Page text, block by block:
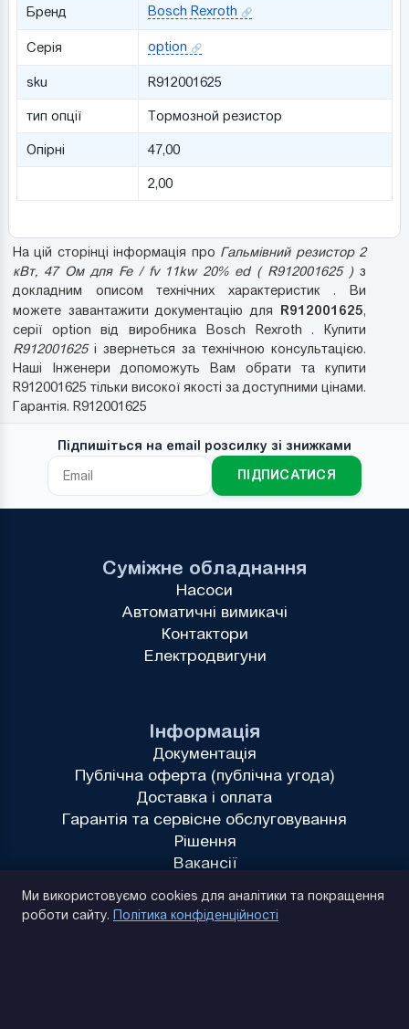
Бренд Bosch Rexroth
Серія option
sku R912001625
тип опції Тормозной резистор
Опірні 47,00
2,00
На цій сторінці інформація про Гальмівний резистор 2
кВт, 47 Ом для Fe / fv 11kw 20% ed ( R912001625 ) з
докладним описом технічних характеристик . Ви
можете завантажити документацію для R912001625,
серії option від виробника Bosch Rexroth . Купити
R912001625і звернеться за технічною консультацією.
Наші Інженери допоможуть Вам обрати та купити
R912001625 тільки високої якості за доступними цінами.
Гарантія. R912001625
Підпишіться на email розсилку зі знижками
ПІДПИСАТИСЯ
Інформація
Документація
Публічна оферта (публічна угода)
Доставка і оплата
Гарантія та сервісне обслуговування
Рішення
Вакансії
Суміжне обладнання
Насоси
Автоматичні вимикачі
Контактори
Електродвигуни
Ми використовуємо cookies для аналітики та покращення
роботи сайту. Політика конфіденційності